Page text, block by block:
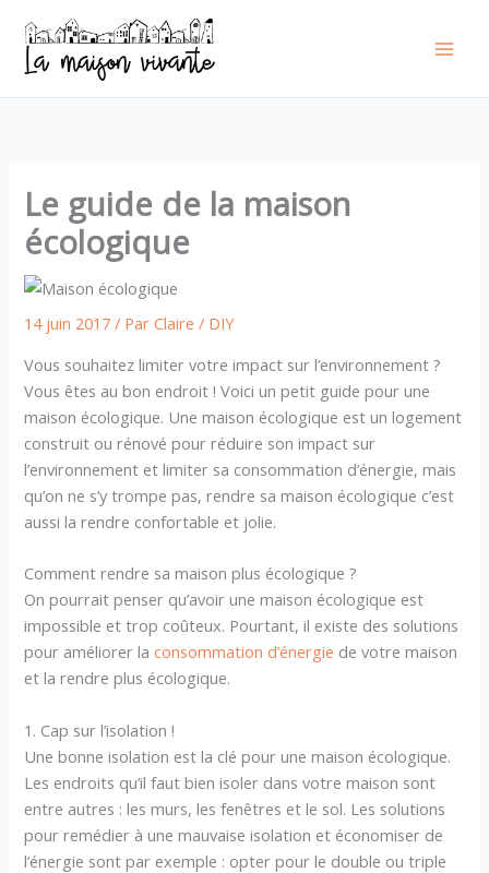
contenu
Le guide de la maison
écologique
14 juin 2017/ ParClaire/ DIY
Vous souhaitez limiter votre impact sur l’environnement ?
Vous êtes au bon endroit ! Voici un petit guide pour une
maison écologique. Une maison écologique est un logement
construit ou rénové pour réduire son impact sur
l’environnement et limiter sa consommation d’énergie, mais
qu’on ne s’y trompe pas, rendre sa maison écologique c’est
aussi la rendre confortable et jolie.
Comment rendre sa maison plus écologique ?
On pourrait penser qu’avoir une maison écologique est
impossible et trop coûteux. Pourtant, il existe des solutions
pour améliorer laconsommation d’énergie de votre maison
et la rendre plus écologique.
1. Cap sur l’isolation !
Une bonne isolation est la clé pour une maison écologique.
Les endroits qu’il faut bien isoler dans votre maison sont
entre autres : les murs, les fenêtres et le sol. Les solutions
pour remédier à une mauvaise isolation et économiser de
l’énergie sont par exemple : opter pour le double ou triple